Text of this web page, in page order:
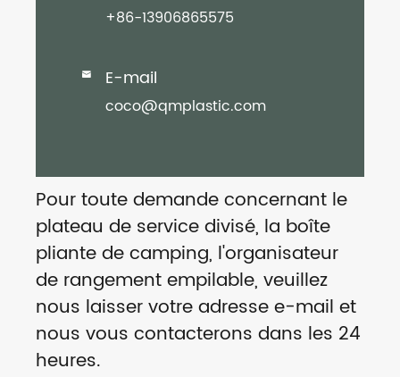
+86-13906865575
 E-mail
coco@qmplastic.com
Pour toute demande concernant le
plateau de service divisé, la boîte
pliante de camping, l'organisateur
de rangement empilable, veuillez
nous laisser votre adresse e-mail et
nous vous contacterons dans les 24
heures.